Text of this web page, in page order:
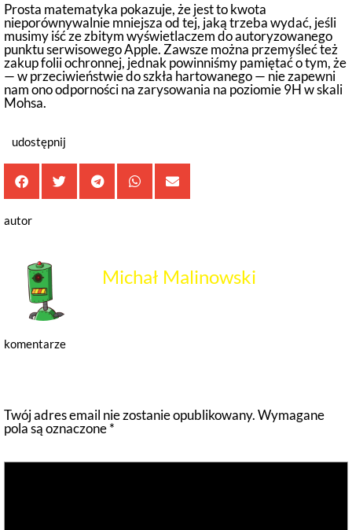
Prosta matematyka pokazuje, że jest to kwota
nieporównywalnie mniejsza od tej, jaką trzeba wydać, jeśli
musimy iść ze zbitym wyświetlaczem do autoryzowanego
punktu serwisowego Apple. Zawsze można przemyśleć też
zakup folii ochronnej, jednak powinniśmy pamiętać o tym, że
— w przeciwieństwie do szkła hartowanego — nie zapewni
nam ono odporności na zarysowania na poziomie 9H w skali
Mohsa.
udostępnij
autor
Michał Malinowski
komentarze
Twój adres email nie zostanie opublikowany.Wymagane
pola są oznaczone*